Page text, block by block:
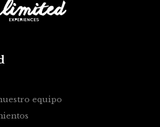
equipo